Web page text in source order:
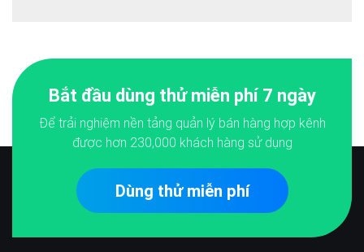
Bắt đầu dùng thử miễn phí 7 ngày
Để trải nghiệm nền tảng quản lý bán hàng hợp kênh
được hơn 230,000 khách hàng sử dụng
Dùng thử miễn phí